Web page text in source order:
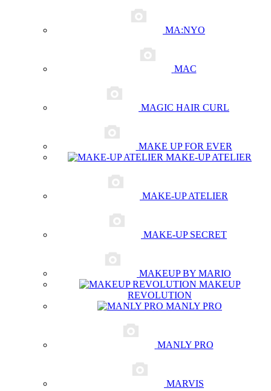
MA:NYO
MAC
MAGIC HAIR CURL
MAKE UP FOR EVER
MAKE-UP ATELIER
MAKE-UP ATELIER
MAKE-UP SECRET
MAKEUP BY MARIO
MAKEUP
REVOLUTION
MANLY PRO
MANLY PRO
MARVIS